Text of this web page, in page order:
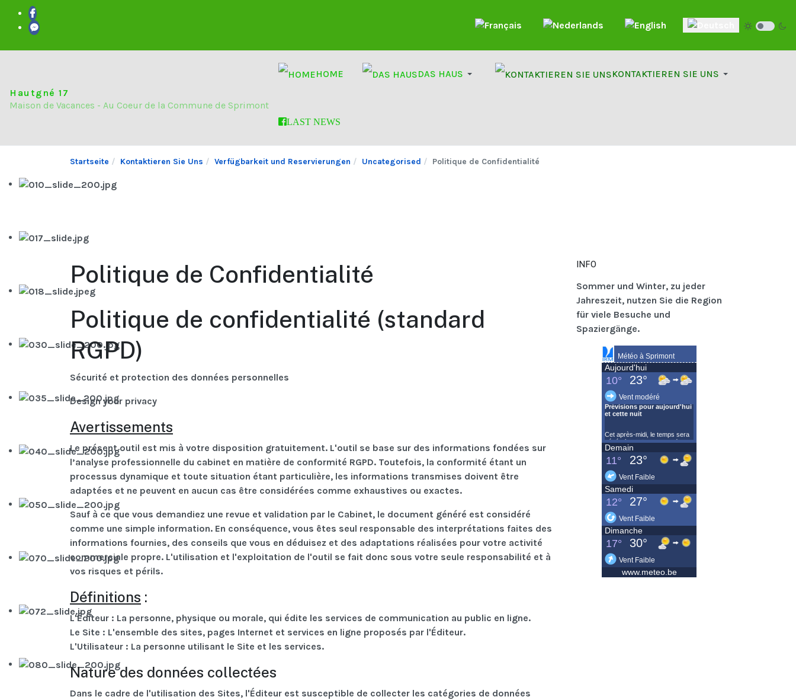
Sprache auswählen
Hautgné 17
Maison de Vacances - Au Coeur de la Commune de Sprimont
HOME DAS HAUS KONTAKTIEREN SIE UNS
LAST NEWS
Startseite Kontaktieren Sie Uns Verfügbarkeit und Reservierungen Uncategorised Politique de Confidentialité
Politique de Confidentialité
Politique de confidentialité (standard
RGPD)
Sécurité et protection des données personnelles
Design your privacy
Avertissements
Le présent outil est mis à votre disposition gratuitement. L'outil se base sur des informations fondées sur
l’analyse professionnelle du cabinet en matière de conformité RGPD. Toutefois, la conformité étant un
processus dynamique et toute situation étant particulière, les informations transmises doivent être
adaptées et ne peuvent en aucun cas être considérées comme exhaustives ou exactes.
Sauf à ce que vous demandiez une revue et validation par le Cabinet, le document généré est considéré
comme une simple information. En conséquence, vous êtes seul responsable des interprétations faites des
informations fournies, des conseils que vous en déduisez et des adaptations réalisées pour votre activité
commerciale propre. L'utilisation et l'exploitation de l'outil se fait donc sous votre seule responsabilité et à
vos risques et périls.
Définitions :
L'Éditeur : La personne, physique ou morale, qui édite les services de communication au public en ligne.
Le Site : L'ensemble des sites, pages Internet et services en ligne proposés par l'Éditeur.
L'Utilisateur : La personne utilisant le Site et les services.
Nature des données collectées
Dans le cadre de l'utilisation des Sites, l'Éditeur est susceptible de collecter les catégories de données
INFO
Sommer und Winter, zu jeder
Jahreszeit, nutzen Sie die Region
für viele Besuche und
Spaziergänge.